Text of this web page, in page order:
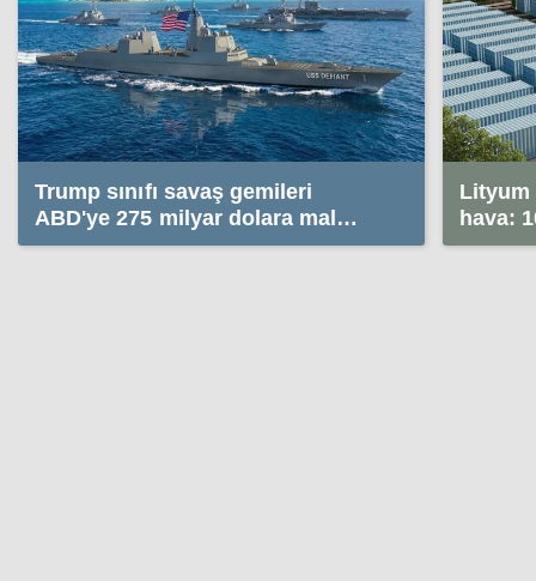
Trump sınıfı savaş gemileri
ABD'ye 275 milyar dolara mal
olabilir
Lityum
hava: